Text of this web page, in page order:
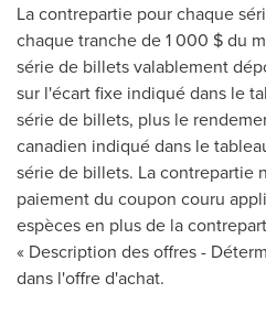
La contrepartie pour chaque
chaque tranche de 1 000 $ du
série de billets valablement
sur l'écart fixe indiqué dans le
série de billets, plus le
canadien indiqué dans le
série de billets. La contrepartie
paiement du coupon couru
espèces en plus de la
« Description des offres -
dans l'offre d'achat.